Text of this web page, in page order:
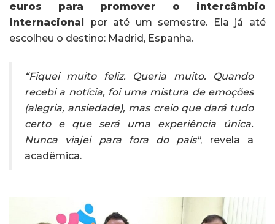
euros para promover o intercâmbio
internacional por até um semestre. Ela já até
escolheu o destino: Madrid, Espanha.
“Fiquei muito feliz. Queria muito. Quando
recebi a notícia, foi uma mistura de emoções
(alegria, ansiedade), mas creio que dará tudo
certo e que será uma experiência única.
Nunca viajei para fora do país", revela a
acadêmica.